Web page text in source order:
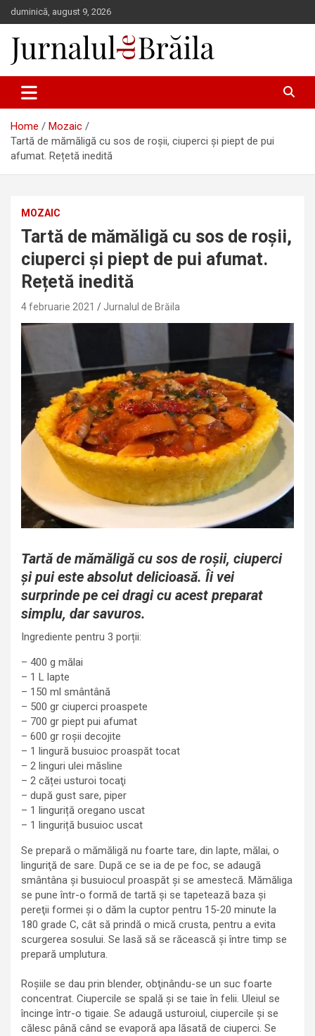
Skip
to
content
duminică, august 9, 2026
Jurnalul de Brăila
Home
Mozaic
Tartă de mămăligă cu sos de roșii, ciuperci și piept de pui
afumat. Rețetă inedită
MOZAIC
Tartă de mămăligă cu sos de roșii,
ciuperci și piept de pui afumat.
Rețetă inedită
4 februarie 2021 Jurnalul de Brăila
Tartă de mămăligă cu sos de roșii, ciuperci
și pui este absolut delicioasă. Îi vei
surprinde pe cei dragi cu acest preparat
simplu, dar savuros.
Ingrediente pentru 3 porții:
– 400 g mălai
– 1 L lapte
– 150 ml smântână
– 500 gr ciuperci proaspete
– 700 gr piept pui afumat
– 600 gr roșii decojite
– 1 lingură busuioc proaspăt tocat
– 2 linguri ulei măsline
– 2 căței usturoi tocaţi
– după gust sare, piper
– 1 linguriță oregano uscat
– 1 linguriță busuioc uscat
Se prepară o mămăligă nu foarte tare, din lapte, mălai, o
linguriţă de sare. După ce se ia de pe foc, se adaugă
smântâna și busuiocul proaspăt și se amestecă. Mămăliga
se pune într-o formă de tartă și se tapetează baza și
pereţii formei și o dăm la cuptor pentru 15-20 minute la
180 grade C, cât să prindă o mică crusta, pentru a evita
scurgerea sosului. Se lasă să se răcească și între timp se
prepară umplutura.
Roșiile se dau prin blender, obţinându-se un suc foarte
concentrat. Ciupercile se spală și se taie în felii. Uleiul se
încinge într-o tigaie. Se adaugă usturoiul, ciupercile și se
călesc până când se evaporă apa lăsată de ciuperci. Se